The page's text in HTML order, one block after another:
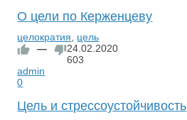
О цели по Керженцеву
целократия, цель
—
24.02.2020
603
admin
0
Цель и стрессоустойчивость